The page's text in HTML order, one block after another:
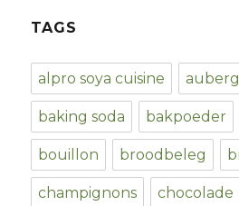
TAGS
alpro soya cuisine
baking soda bakpoeder
bouillon broodbeleg
champignons chocolade